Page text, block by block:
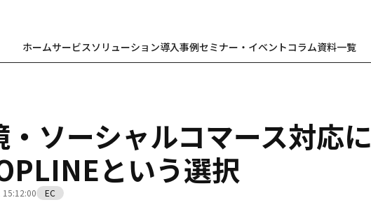
ホームサービスソリューション導入事例セミナー・イベントコラム資料一覧
・ソーシャルコマース対応に
という選択
EC